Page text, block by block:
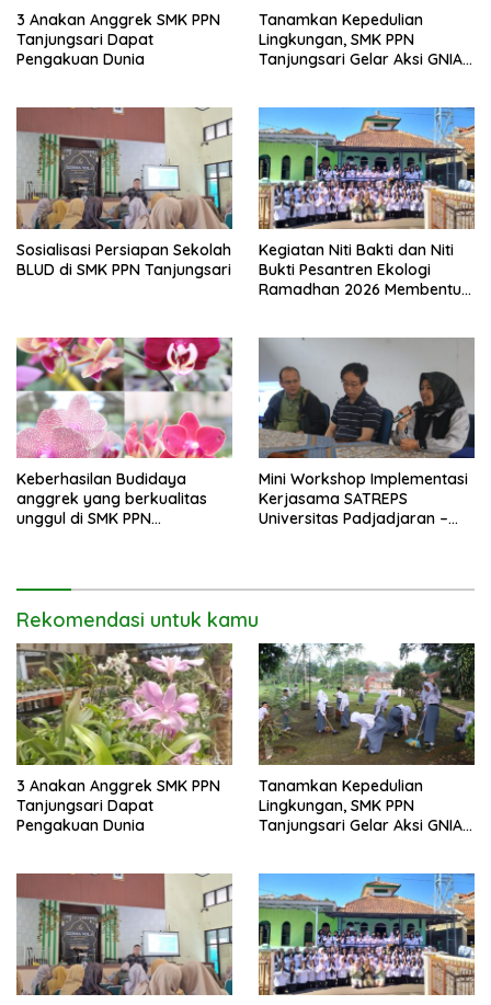
3 Anakan Anggrek SMK PPN
Tanjungsari Dapat
Pengakuan Dunia
Tanamkan Kepedulian
Lingkungan, SMK PPN
Tanjungsari Gelar Aksi GNIA
Sosialisasi Persiapan Sekolah
BLUD di SMK PPN Tanjungsari
Kegiatan Niti Bakti dan Niti
Bukti Pesantren Ekologi
Ramadhan 2026 Membentuk
SMK PPN Tanjungsari
Keberhasilan Budidaya
anggrek yang berkualitas
unggul di SMK PPN
Mini Workshop Implementasi
Kerjasama SATREPS
Universitas Padjadjaran –
Rekomendasi untuk kamu
3 Anakan Anggrek SMK PPN
Tanjungsari Dapat
Pengakuan Dunia
Tanamkan Kepedulian
Lingkungan, SMK PPN
Tanjungsari Gelar Aksi GNIA